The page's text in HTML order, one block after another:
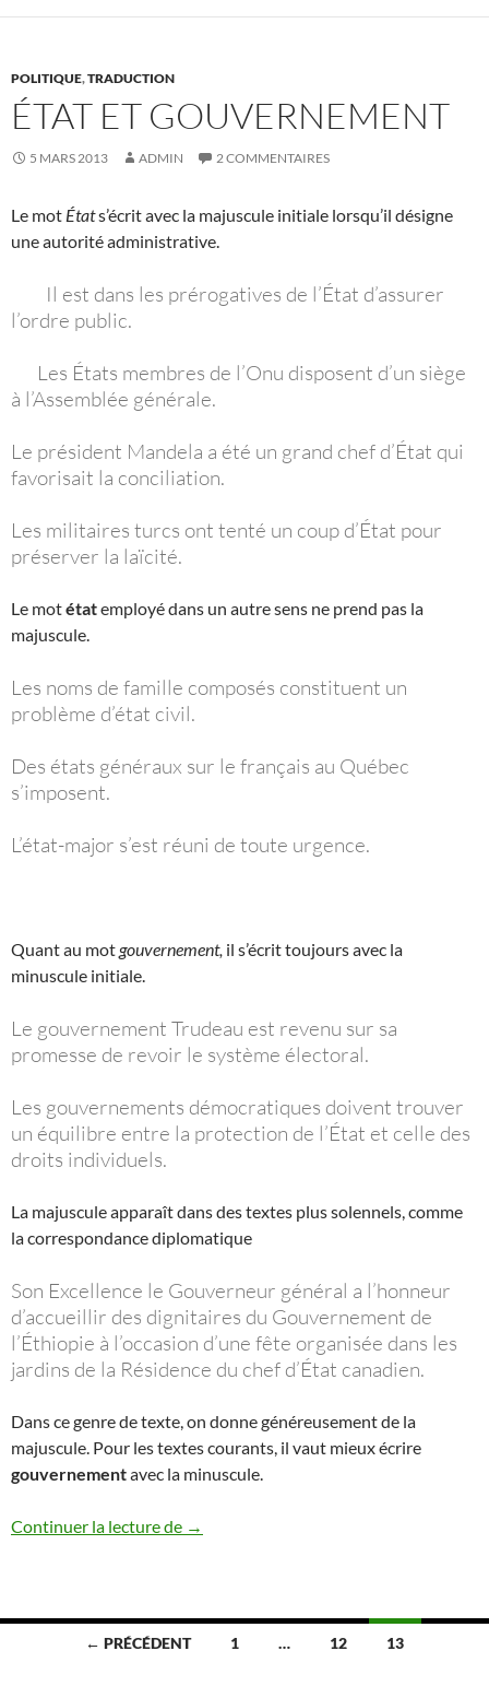
POLITIQUE,TRADUCTION
ÉTAT ET GOUVERNEMENT
5 MARS 2013 ADMIN 2 COMMENTAIRES
Le mot États’écrit avec la majuscule initiale lorsqu’il désigne
une autorité administrative.
Il est dans les prérogatives de l’État d’assurer
l’ordre public.
Les États membres de l’Onu disposent d’un siège
à l’Assemblée générale.
Le président Mandela a été un grand chef d’État qui
favorisait la conciliation.
Les militaires turcs ont tenté un coup d’État pour
préserver la laïcité.
Le motétatemployé dans un autre sens ne prend pas la
majuscule.
Les noms de famille composés constituent un
problème d’état civil.
Des états généraux sur le français au Québec
s’imposent.
L’état-major s’est réuni de toute urgence.
Quant au mot gouvernement, il s’écrit toujours avec la
minuscule initiale.
Le gouvernement Trudeau est revenu sur sa
promesse de revoir le système électoral.
Les gouvernements démocratiques doivent trouver
un équilibre entre la protection de l’État et celle des
droits individuels.
La majuscule apparaît dans des textes plus solennels, comme
la correspondance diplomatique
Son Excellence le Gouverneur général a l’honneur
d’accueillir des dignitaires du Gouvernement de
l’Éthiopie à l’occasion d’une fête organisée dans les
jardins de la Résidence du chef d’État canadien.
Dans ce genre de texte, on donne généreusement de la
majuscule. Pour les textes courants, il vaut mieux écrire
gouvernementavec la minuscule.
Continuer la lecture de État et gouvernement
→
Navigation← PRÉCÉDENT 1 … 12 13